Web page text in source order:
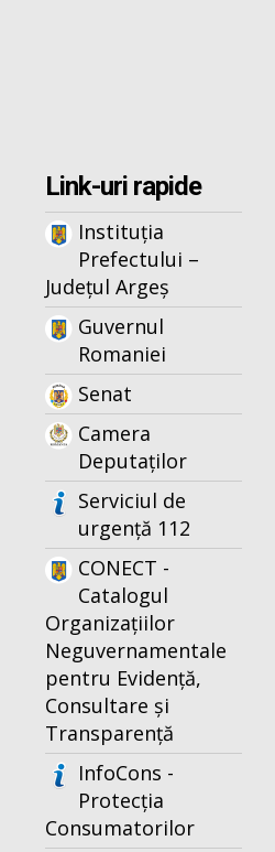
Link-uri rapide
Instituția
Prefectului –
Județul Argeș
Guvernul
Romaniei
Senat
Camera
Deputaților
Serviciul de
urgență 112
CONECT -
Catalogul
Organizațiilor
Neguvernamentale
pentru Evidență,
Consultare și
Transparență
InfoCons -
Protecția
Consumatorilor